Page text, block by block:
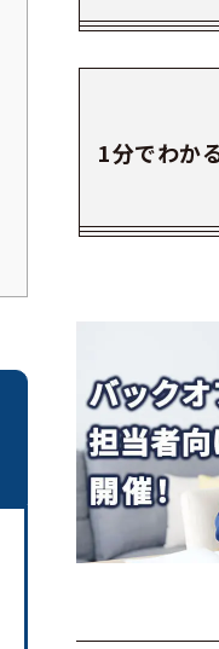
1分でわか